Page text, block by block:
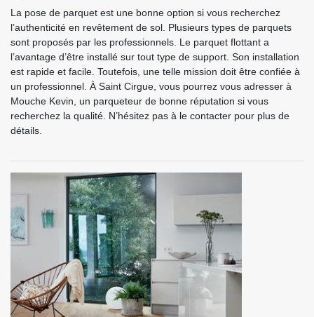
La pose de parquet est une bonne option si vous recherchez
l’authenticité en revêtement de sol. Plusieurs types de parquets
sont proposés par les professionnels. Le parquet flottant a
l’avantage d’être installé sur tout type de support. Son installation
est rapide et facile. Toutefois, une telle mission doit être confiée à
un professionnel. À Saint Cirgue, vous pourrez vous adresser à
Mouche Kevin, un parqueteur de bonne réputation si vous
recherchez la qualité. N’hésitez pas à le contacter pour plus de
détails.